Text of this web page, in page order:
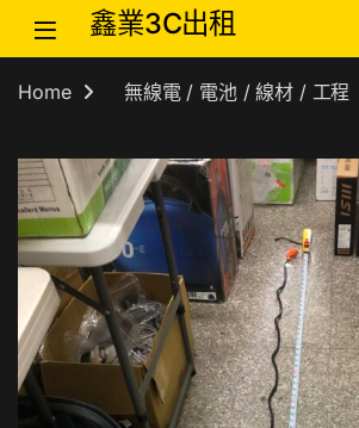
Skip to navigation
Skip to content鑫業3C出租
Home 無線電 / 電池 / 線材 / 工程